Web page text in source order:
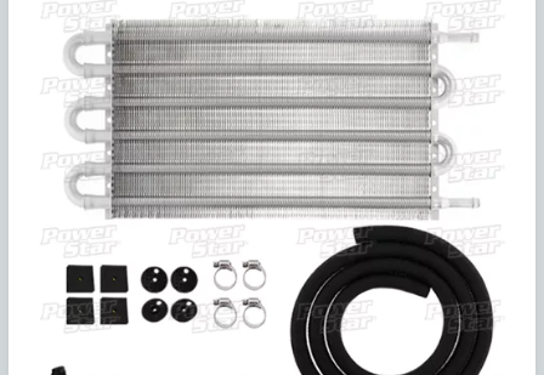
ENFRIADOR UNIVERSAL 4 TUBOS ALTURA 5", LARGO 15
7/...
COMPARAR